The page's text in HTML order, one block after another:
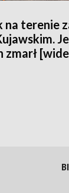
na terenie
zmarł